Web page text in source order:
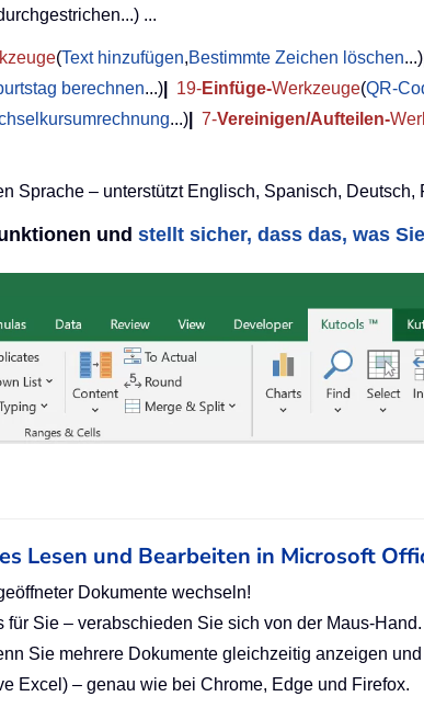
...
(Text hinzufügen,Bestimmte Zeichen löschen...)
berechnen...) 19-Einfüge-Werkzeuge(QR-
...) 7-Vereinigen/Aufteilen-
Sprache – unterstützt Englisch, Spanisch,
und stellt sicher, dass das, was
Lesen und Bearbeiten in Microsoft
Dokumente wechseln!
Sie – verabschieden Sie sich von der Maus-Hand.
Sie mehrere Dokumente gleichzeitig anzeigen
Excel) – genau wie bei Chrome, Edge und Firefox.